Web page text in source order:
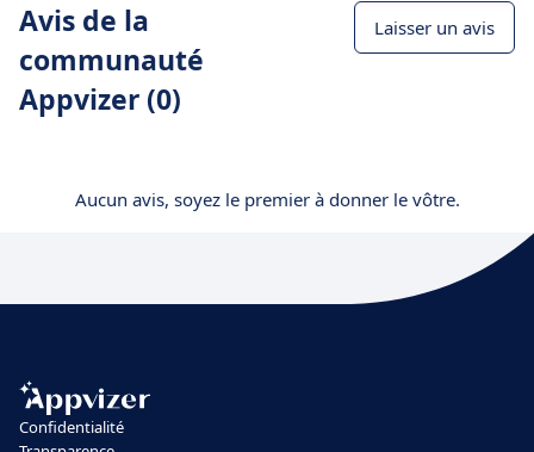
Avis de la
communauté
Appvizer (0)
Laisser un avis
Aucun avis, soyez le premier à donner le vôtre.
Confidentialité